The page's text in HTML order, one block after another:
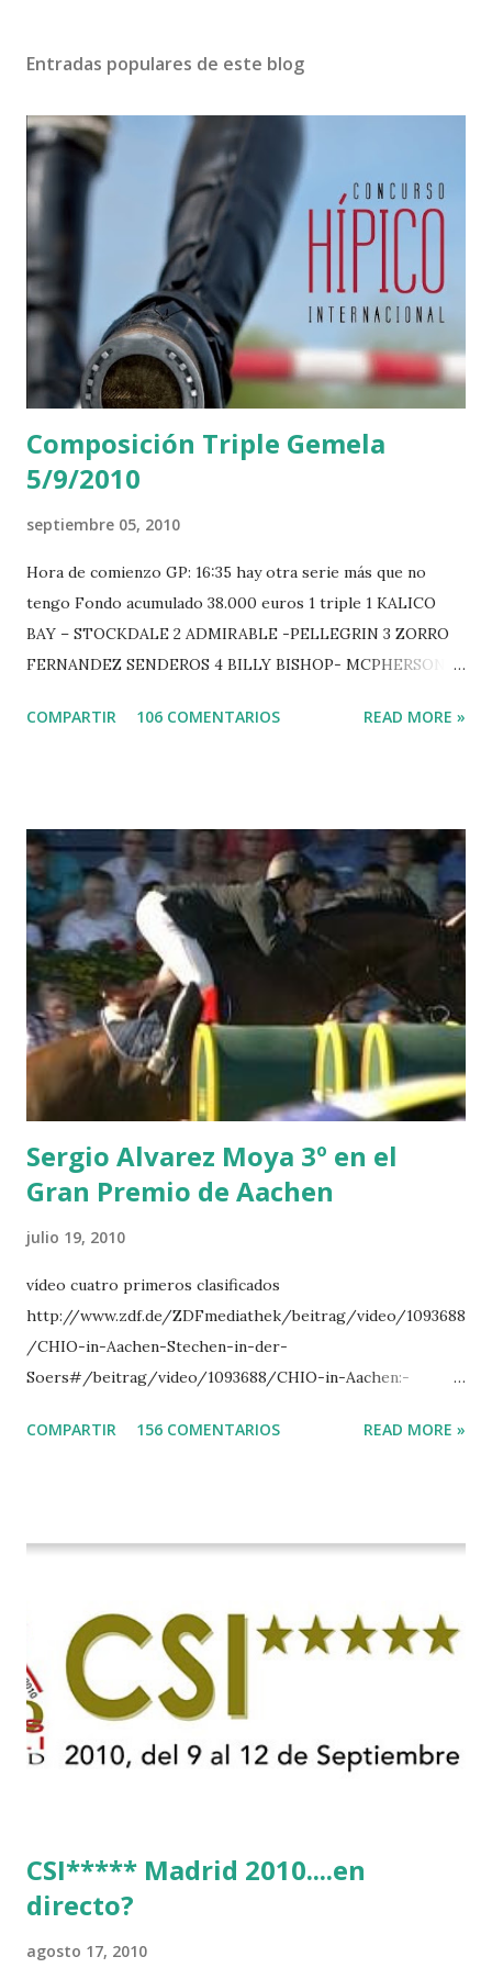
Entradas populares de este blog
Composición Triple Gemela
5/9/2010
septiembre 05, 2010
Hora de comienzo GP: 16:35 hay otra serie más que no
tengo Fondo acumulado 38.000 euros 1 triple 1 KALICO
BAY – STOCKDALE 2 ADMIRABLE -PELLEGRIN 3 ZORRO
FERNANDEZ SENDEROS 4 BILLY BISHOP- MCPHERSON 5
-EPAILLARD 7 GIG AMAI M WHITAKER 8 SILVANA DU
POWER - MILLAR 5 ARMANIE -VOORN 6 QUERLYBET
HERO -LEJAUNE 7 MO CHROI - O’BRIEN 8 CARMENA Z -
BREEN 9 JALLA DE GAVIERE -RAMZY AL DUHAMI 10
NOVEL -PHILIPPAERTS 3 triple 1 LATE NIGHT -LEVY 2 K
CLUB LADY -O’CONNOR 3 QUICK STUDY - HOUGH 4
LORENZO -AHLMANN 5 L’ESPOIR -GULLIKSEN 6
TOPINAMBOUR -LEPREVOST 7 WISCONSIN 111 -MOYA 8
INTERTOY Z - BRASH 9 HERALD –CORDON 10 SELDANA
DI CAMPALTO -SHARBATLY Vuelta Triunfal... el ganador
del Gran Premio en su vuelta de honor
COMPARTIR 106 COMENTARIOS READ MORE »
Sergio Alvarez Moya 3º en el
Gran Premio de Aachen
julio 19, 2010
vídeo cuatro primeros clasificados
http://www.zdf.de/ZDFmediathek/beitrag/video/1093688
/CHIO-in-Aachen-Stechen-in-der-
Soers#/beitrag/video/1093688/CHIO-in-Aachen:-
COMPARTIR 156 COMENTARIOS READ MORE »
CSI***** Madrid 2010....en
directo?
agosto 17, 2010